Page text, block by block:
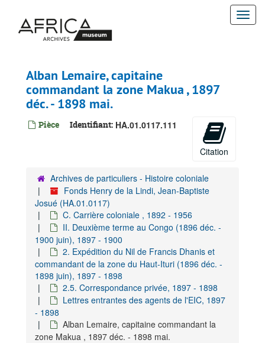
contenu
Alban Lemaire, capitaine
commandant la zone Makua , 1897
déc. - 1898 mai.
Pièce Identifiant: HA.01.0117.111
Citation
Archives de particuliers - Histoire coloniale
Fonds Henry de la Lindi, Jean-Baptiste
Josué (HA.01.0117)
C. Carrière coloniale , 1892 - 1956
II. Deuxième terme au Congo (1896 déc. -
1900 juin), 1897 - 1900
2. Expédition du Nil de Francis Dhanis et
commandant de la zone du Haut-Ituri (1896 déc. -
1898 juin), 1897 - 1898
2.5. Correspondance privée, 1897 - 1898
Lettres entrantes des agents de l'EIC, 1897
- 1898
Alban Lemaire, capitaine commandant la
zone Makua , 1897 déc. - 1898 mai.